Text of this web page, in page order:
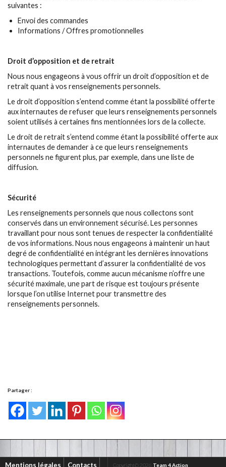
suivantes :
Envoi des commandes
Informations / Offres promotionnelles
Droit d’opposition et de retrait
Nous nous engageons à vous offrir un droit d’opposition et de
retrait quant à vos renseignements personnels.
Le droit d’opposition s’entend comme étant la possibilité offerte
aux internautes de refuser que leurs renseignements personnels
soient utilisés à certaines fins mentionnées lors de la collecte.
Le droit de retrait s’entend comme étant la possibilité offerte aux
internautes de demander à ce que leurs renseignements
personnels ne figurent plus, par exemple, dans une liste de
diffusion.
Sécurité
Les renseignements personnels que nous collectons sont
conservés dans un environnement sécurisé. Les personnes
travaillant pour nous sont tenues de respecter la confidentialité
de vos informations. Nous nous engageons à maintenir un haut
degré de confidentialité en intégrant les dernières innovations
technologiques permettant d’assurer la confidentialité de vos
transactions. Toutefois, comme aucun mécanisme n’offre une
sécurité maximale, une part de risque est toujours présente
lorsque l’on utilise Internet pour transmettre des
renseignements personnels.
Partager :
Mentions légales Contacts Copyright© 2026 Team 4 Action